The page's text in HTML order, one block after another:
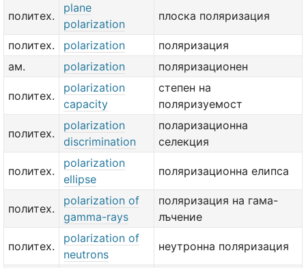
политех.
plane
polarization
плоска поляризация
политех. polarization
поляризация
ам.
polarization поляризационен
политех.
polarization
capacity
степен на
поляризуемост
политех.
polarization
discrimination
поларизационна
селекция
политех.
polarization
ellipse
поляризационна елипса
политех.
polarization of
gamma-rays
поляризация на гама-
лъчение
политех.
polarization of
neutrons
неутронна поляризация